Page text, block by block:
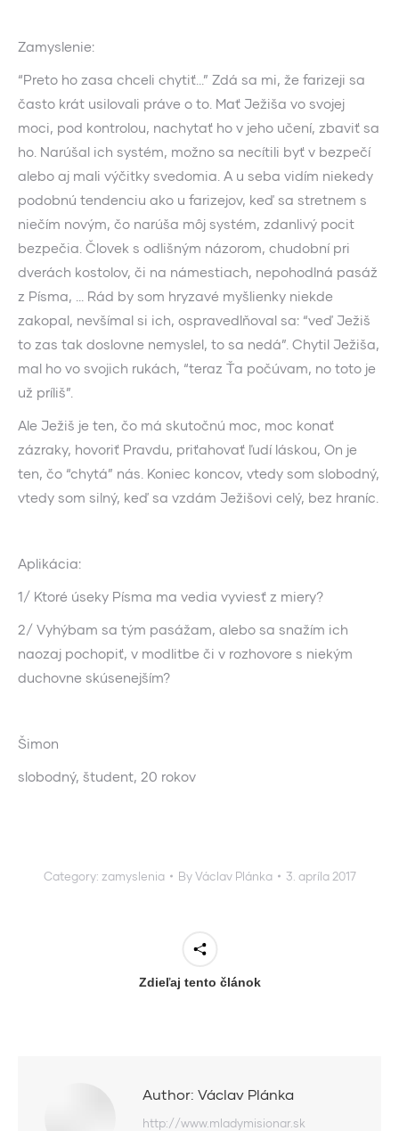
Zamyslenie:
“Preto ho zasa chceli chytiť…” Zdá sa mi, že farizeji sa
často krát usilovali práve o to. Mať Ježiša vo svojej
moci, pod kontrolou, nachytať ho v jeho učení, zbaviť sa
ho. Narúšal ich systém, možno sa necítili byť v bezpečí
alebo aj mali výčitky svedomia. A u seba vidím niekedy
podobnú tendenciu ako u farizejov, keď sa stretnem s
niečím novým, čo narúša môj systém, zdanlivý pocit
bezpečia. Človek s odlišným názorom, chudobní pri
dverách kostolov, či na námestiach, nepohodlná pasáž
z Písma, … Rád by som hryzavé myšlienky niekde
zakopal, nevšímal si ich, ospravedlňoval sa: “veď Ježiš
to zas tak doslovne nemyslel, to sa nedá”. Chytil Ježiša,
mal ho vo svojich rukách, “teraz Ťa počúvam, no toto je
už príliš”.
Ale Ježiš je ten, čo má skutočnú moc, moc konať
zázraky, hovoriť Pravdu, priťahovať ľudí láskou, On je
ten, čo “chytá” nás. Koniec koncov, vtedy som slobodný,
vtedy som silný, keď sa vzdám Ježišovi celý, bez hraníc.
Aplikácia:
1/ Ktoré úseky Písma ma vedia vyviesť z miery?
2/ Vyhýbam sa tým pasážam, alebo sa snažím ich
naozaj pochopiť, v modlitbe či v rozhovore s niekým
duchovne skúsenejším?
Šimon
slobodný, študent, 20 rokov
Category: zamyslenia ByVáclav Plánka 3. apríla 2017
Zdieľaj tento článok
Author: Václav Plánka
http://www.mladymisionar.sk